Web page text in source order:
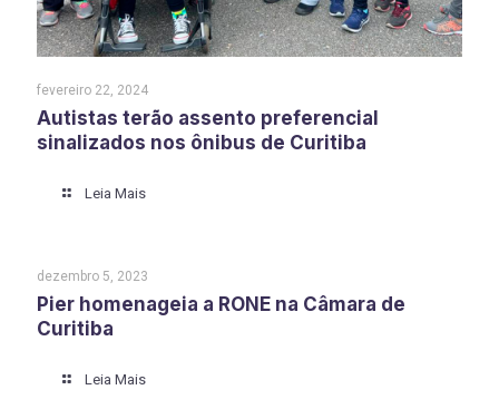
fevereiro 22, 2024
Autistas terão assento preferencial
sinalizados nos ônibus de Curitiba
Leia Mais
dezembro 5, 2023
Pier homenageia a RONE na Câmara de
Curitiba
Leia Mais